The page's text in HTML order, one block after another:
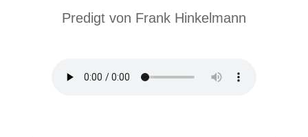
Predigt von Frank Hinkelmann